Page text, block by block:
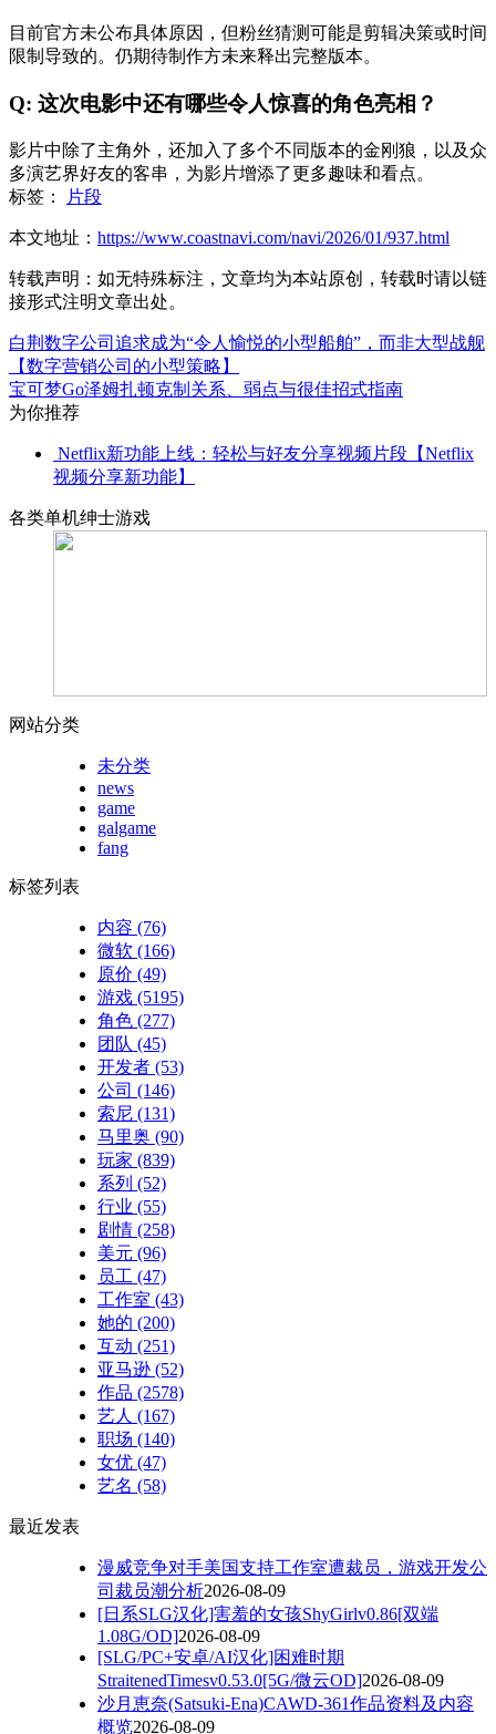
目前官方未公布具体原因，但粉丝猜测可能是剪辑决策或时间
限制导致的。仍期待制作方未来释出完整版本。
Q: 这次电影中还有哪些令人惊喜的角色亮相？
影片中除了主角外，还加入了多个不同版本的金刚狼，以及众
多演艺界好友的客串，为影片增添了更多趣味和看点。
标签：
片段
本文地址： https://www.coastnavi.com/navi/2026/01/937.html
转载声明： 如无特殊标注，文章均为本站原创，转载时请以链
接形式注明文章出处。
白荆数字公司追求成为“令人愉悦的小型船舶”，而非大型战舰
【数字营销公司的小型策略】
宝可梦Go泽姆扎顿克制关系、弱点与很佳招式指南
为你推荐
Netflix新功能上线：轻松与好友分享视频片段【Netflix
视频分享新功能】
各类单机绅士游戏
网站分类
未分类
news
game
galgame
fang
标签列表
内容 (76)
微软 (166)
原价 (49)
游戏 (5195)
角色 (277)
团队 (45)
开发者 (53)
公司 (146)
索尼 (131)
马里奥 (90)
玩家 (839)
系列 (52)
行业 (55)
剧情 (258)
美元 (96)
员工 (47)
工作室 (43)
她的 (200)
互动 (251)
亚马逊 (52)
作品 (2578)
艺人 (167)
职场 (140)
女优 (47)
艺名 (58)
最近发表
漫威竞争对手美国支持工作室遭裁员，游戏开发公
司裁员潮分析2026-08-09
[日系SLG汉化]害羞的女孩ShyGirlv0.86[双端
1.08G/OD]2026-08-09
[SLG/PC+安卓/AI汉化]困难时期
StraitenedTimesv0.53.0[5G/微云OD]2026-08-09
沙月恵奈(Satsuki-Ena)CAWD-361作品资料及内容
概览2026-08-09